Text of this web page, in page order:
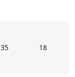
35 18